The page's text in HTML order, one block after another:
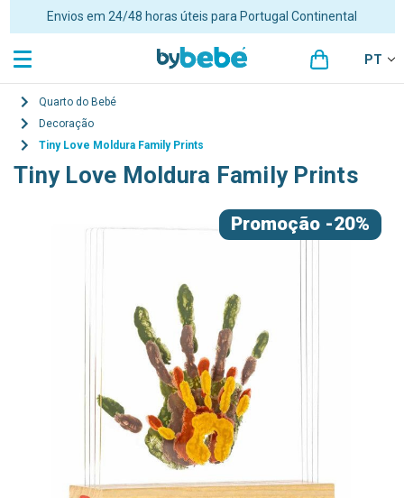
Portes grátis para encomendas superiores a 48€ para Portugal
Continental
PT
Quarto do Bebé
Decoração
Tiny Love Moldura Family Prints
Tiny Love Moldura Family Prints
Promoção -20%